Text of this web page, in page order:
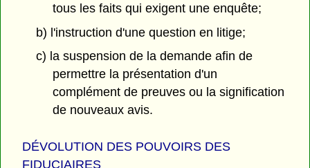
tous les faits qui exigent une enquête;
b) l'instruction d'une question en litige;
c) la suspension de la demande afin de
permettre la présentation d'un
complément de preuves ou la signification
de nouveaux avis.
DÉVOLUTION DES POUVOIRS DES
FIDUCIAIRES